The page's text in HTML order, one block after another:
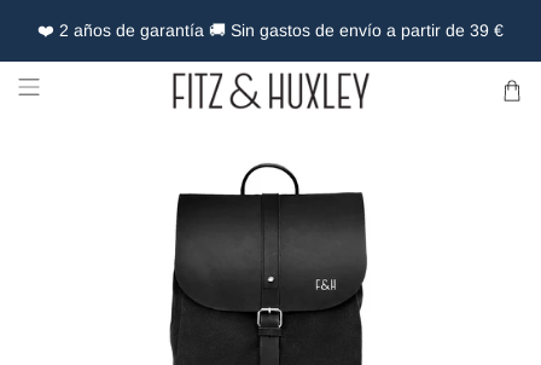
❤️ 2 años de garantía 🚚 Sin gastos de envío a partir de 39 €